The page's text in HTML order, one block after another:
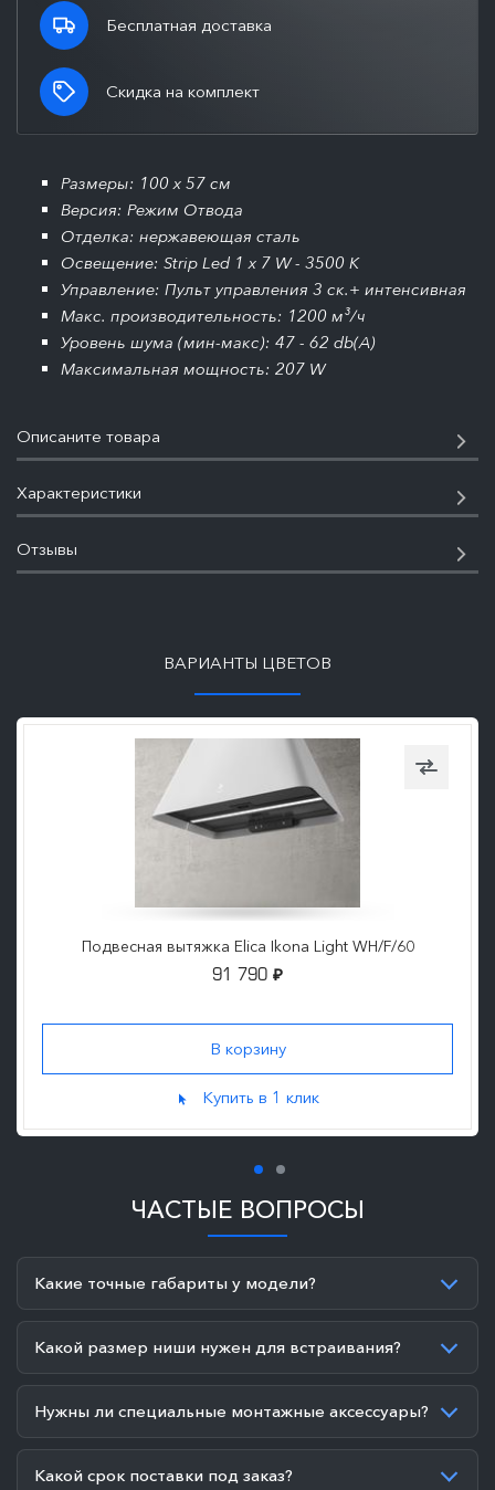
Бесплатная доставка
Скидка на комплект
Размеры: 100 x 57 см
Версия: Режим Отвода
Отделка: нержавеющая сталь
Освещение: Strip Led 1 x 7 W - 3500 K
Управление: Пульт управления 3 ск.+ интенсивная
Макс. производительность: 1200 м³/ч
Уровень шума (мин-макс): 47 - 62 db(A)
Максимальная мощность: 207 W
Описаните товара
Характеристики
Отзывы
ВАРИАНТЫ ЦВЕТОВ
Подвесная вытяжка Elica Ikona Light WH/F/60
91 790 ₽
Купить в 1 клик
ЧАСТЫЕ ВОПРОСЫ
Какие точные габариты у модели?
Какой размер ниши нужен для встраивания?
Нужны ли специальные монтажные аксессуары?
Какой срок поставки под заказ?